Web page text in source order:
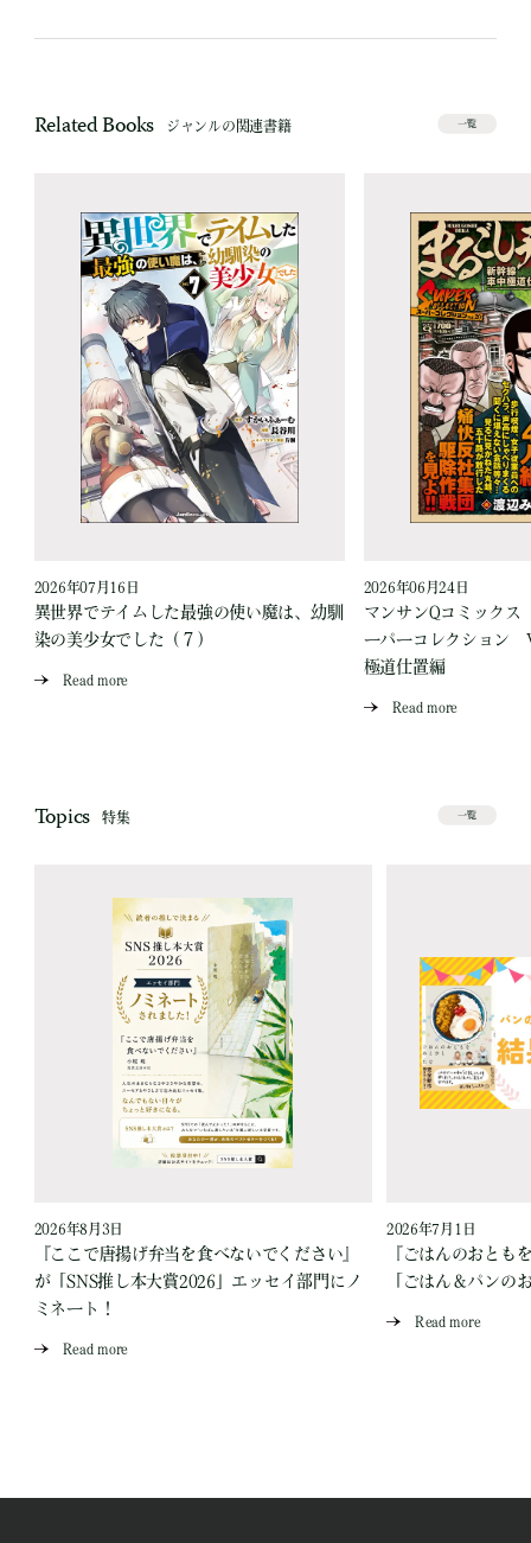
Related Books ジャンルの関連書籍 一覧
2026年07月16日
異世界でテイムした最強の使い魔は、幼馴
染の美少女でした（７）
Read more
2026年06月24日
マンサンQコミック
ーパーコレクション
極道仕置編
Read more
Topics 特集 一覧
2026年8月3日
『ここで唐揚げ弁当を食べないでください』
が「SNS推し本大賞2026」エッセイ部門にノ
ミネート！
Read more
2026年7月1日
『ごはんのおとも
「ごはん＆パンの
Read more